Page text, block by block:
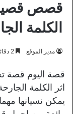
قصص
الكلمة
مدير الموقع
قصة اليوم قصة
اثر الكلمة
يمكن نسيانها